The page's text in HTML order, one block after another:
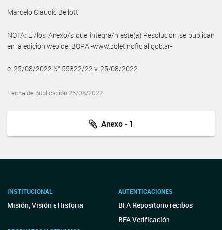
Marcelo Claudio Bellotti
NOTA: El/los Anexo/s que integra/n este(a) Resolución se publican
en la edición web del BORA -www.boletinoficial.gob.ar-
e. 25/08/2022 N° 55322/22 v. 25/08/2022
Fecha de publicación 25/08/2022
Anexo - 1
INSTITUCIONAL
Misión, Visión e Historia
AUTENTICACIONES
BFA Repositorio recibos
BFA Verificación